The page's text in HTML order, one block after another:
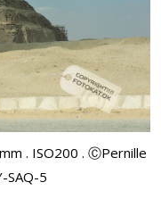
. ISO200 . ⒸPernille
SAQ-5